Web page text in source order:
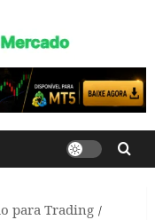
para Trading